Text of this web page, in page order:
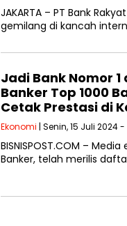
JAKARTA – PT Bank
gemilang di kancah
Jadi Bank Nomor
Banker Top 1000
Cetak Prestasi di
Ekonomi | Senin, 15 Juli 2024 -
BISNISPOST.COM –
Banker, telah merilis